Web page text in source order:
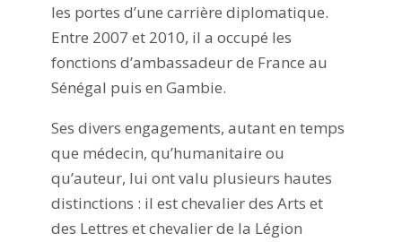
les portes d’une carrière diplomatique.
Entre 2007 et 2010, il a occupé les
fonctions d’ambassadeur de France au
Sénégal puis en Gambie.
Ses divers engagements, autant en temps
que médecin, qu’humanitaire ou
qu’auteur, lui ont valu plusieurs hautes
distinctions : il est chevalier des Arts et
des Lettres et chevalier de la Légion